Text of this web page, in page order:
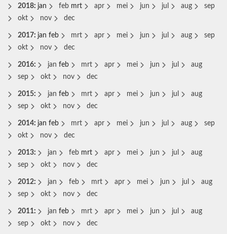
2018: jan feb mrt apr mei jun jul aug
sep
okt
nov dec
2017: jan feb mrt apr mei jun jul aug
sep
okt
nov dec
2016: jan feb mrt apr mei jun jul
aug
sep
okt nov dec
2015: jan feb mrt apr mei jun jul
aug
sep
okt nov dec
2014: jan feb mrt apr mei jun jul aug
sep
okt
nov dec
2013: jan feb mrt apr mei jun jul
aug
sep
okt nov dec
2012: jan feb mrt apr mei jun jul
aug
sep
okt nov dec
2011: jan feb mrt apr mei jun jul
aug
sep
okt nov dec